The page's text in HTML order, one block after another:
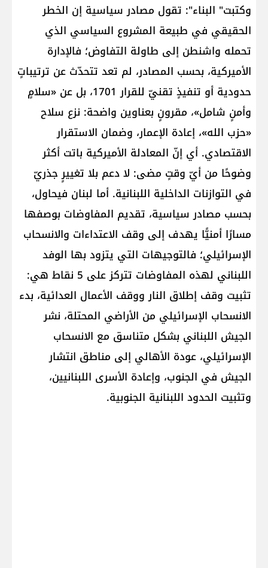
وكتبت" البناء": تقول مصادر سياسية إن الخطر
الحقيقي في طبيعة المشروع السياسي الذي
تحمله واشنطن إلى طاولة التفاوض؛ فالإدارة
الأميركية، بحسب المصادر، لم تعد تتحدّث عن ترتيباتٍ
حدودية أو تنفيذٍ تقنيّ للقرار 1701، بل عن «سلامٍ
وأمنٍ شامل»، مقرونٍ بعناوين واضحة: نزع سلاح
«حزب الله»، إعادة الإعمار، وضمان الاستقرار
الاقتصادي. أي إنّ المعادلة الأميركية باتت أكثر
وضوحًا من أيّ وقتٍ مضى: لا دعم بلا تغييرٍ جذريّ
في التوازنات الداخلية اللبنانية. أما لبنان فيحاول،
بحسب مصادر سياسية، تقديم المفاوضات بوصفها
مسارًا أمنيًّا يهدف إلى وقف الاعتداءات والانسحاب
الإسرائيلي؛ فالتوجيهات التي يتزود بها الوفد
اللبناني لهذه المفاوضات تتركز على 5 نقاط هي:
تثبيت وقف إطلاق النار ووقف الأعمال العدائية، بدء
الانسحاب الإسرائيلي من الأراضي المحتلة، نشر
الجيش اللبناني بشكل متناسق مع الانسحاب
الإسرائيلي، عودة الأهالي إلى مناطق انتشار
الجيش في الجنوب، وإعادة الأسرى اللبنانيين،
وتثبيت الحدود اللبنانية الجنوبية.